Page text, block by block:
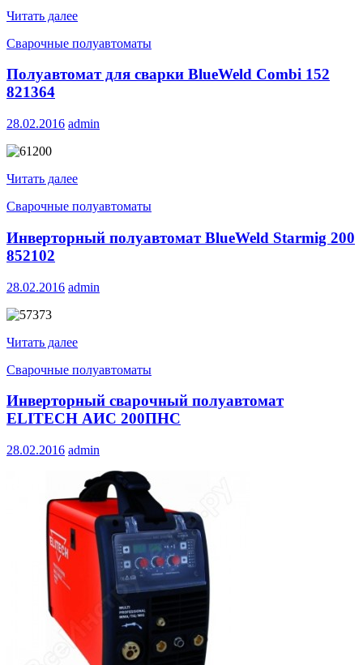
Читать далее
Сварочные полуавтоматы
Полуавтомат для сварки BlueWeld Combi 152
821364
28.02.2016 admin
Читать далее
Сварочные полуавтоматы
Инверторный полуавтомат BlueWeld Starmig 200
852102
28.02.2016 admin
Читать далее
Сварочные полуавтоматы
Инверторный сварочный полуавтомат
ELITECH АИС 200ПНС
28.02.2016 admin